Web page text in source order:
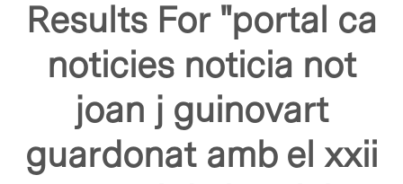
Results For "portal ca
noticies noticia not
joan j guinovart
guardonat amb el xxii